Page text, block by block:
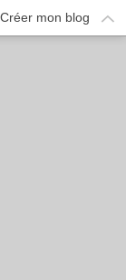
Créer mon blog